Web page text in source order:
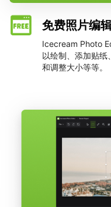
免费照片编
Icecream Photo
以绘制、添加贴纸
和调整大小等等。